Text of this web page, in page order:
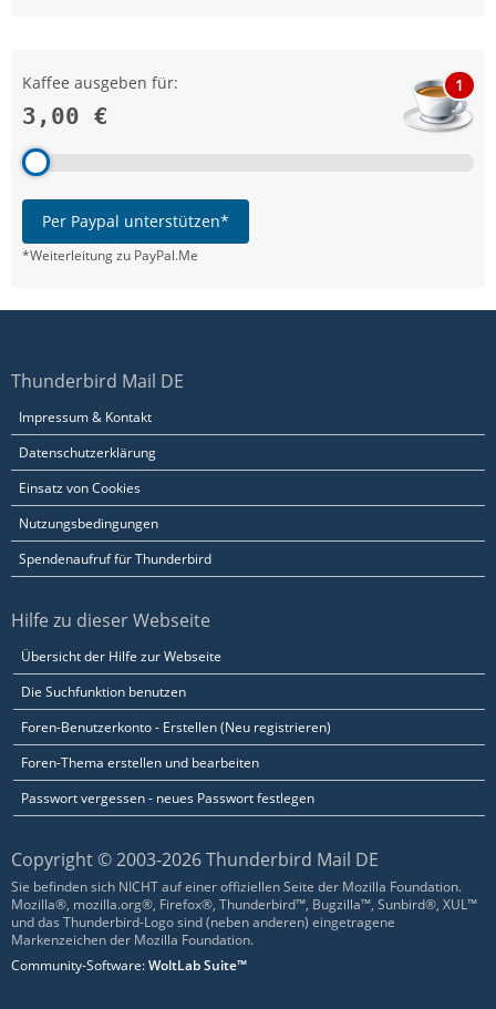
Kaffee ausgeben für:
3,00 €
1
Per Paypal unterstützen*
*Weiterleitung zu PayPal.Me
Thunderbird Mail DE
Impressum & Kontakt
Datenschutzerklärung
Einsatz von Cookies
Nutzungsbedingungen
Spendenaufruf für Thunderbird
Hilfe zu dieser Webseite
Übersicht der Hilfe zur Webseite
Die Suchfunktion benutzen
Foren-Benutzerkonto - Erstellen (Neu registrieren)
Foren-Thema erstellen und bearbeiten
Passwort vergessen - neues Passwort festlegen
Copyright © 2003-2026 Thunderbird Mail DE
Sie befinden sich NICHT auf einer offiziellen Seite der Mozilla Foundation.
Mozilla®, mozilla.org®, Firefox®, Thunderbird™, Bugzilla™, Sunbird®, XUL™
und das Thunderbird-Logo sind (neben anderen) eingetragene
Markenzeichen der Mozilla Foundation.
Community-Software:WoltLab Suite™